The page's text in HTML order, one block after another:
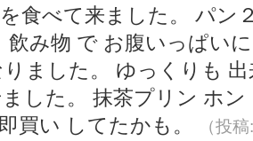
食べて来ました。 パン
飲み物 で お腹いっぱい
ました。 ゆっくりも
した。 抹茶プリン ホ
買い してたかも。
（投